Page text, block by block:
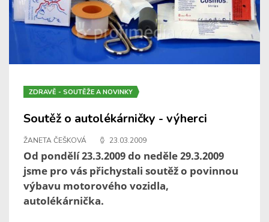
ZDRAVĚ - SOUTĚŽE A NOVINKY
Soutěž o autolékárničky - výherci
ŽANETA ČEŠKOVÁ 23.03.2009
Od pondělí 23.3.2009 do neděle 29.3.2009
jsme pro vás přichystali soutěž o povinnou
výbavu motorového vozidla,
autolékárnička.